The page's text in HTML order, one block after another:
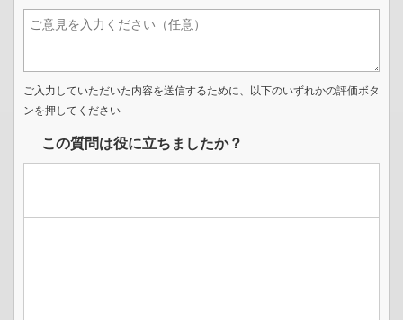
ご入力していただいた内容を送信するために、以下のいずれかの評価ボタ
ンを押してください
この質問は役に立ちましたか？